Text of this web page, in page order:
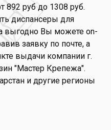
892 руб до 1308 руб.
диспансеры для
выгодно Вы можете on-
заявку по почте, а
выдачи компании г.
"Мастер Крепежа".
и другие регионы